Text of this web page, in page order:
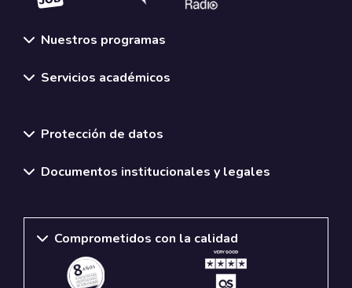
Nuestros programas
Servicios académicos
Protección de datos
Documentos institucionales y legales
Comprometidos con la calidad